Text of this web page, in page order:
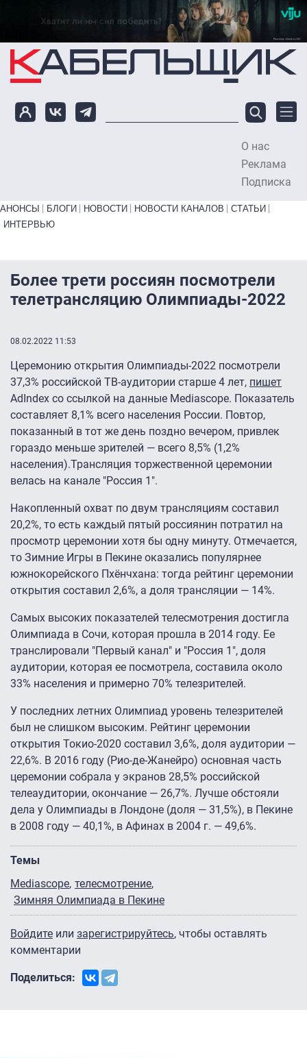
Перейти к основному содержанию
О нас
Реклама
Подписка
Primary links bottom
АНОНСЫ БЛОГИ НОВОСТИ НОВОСТИ КАНАЛОВ
СТАТЬИ
ИНТЕРВЬЮ
Более трети россиян посмотрели
телетрансляцию Олимпиады-2022
08.02.2022 11:53
Церемонию открытия Олимпиады-2022 посмотрели
37,3% российской ТВ-аудитории старше 4 лет, пишет
AdIndex со ссылкой на данные Mediascope. Показатель
составляет 8,1% всего населения России. Повтор,
показанный в тот же день поздно вечером, привлек
гораздо меньше зрителей — всего 8,5% (1,2%
населения).Трансляция торжественной церемонии
велась на канале "Россия 1".
Накопленный охват по двум трансляциям составил
20,2%, то есть каждый пятый россиянин потратил на
просмотр церемонии хотя бы одну минуту. Отмечается,
то Зимние Игры в Пекине оказались популярнее
южнокорейского Пхёнчхана: тогда рейтинг церемонии
открытия составил 2,6%, а доля трансляции — 14%.
Самых высоких показателей телесмотрения достигла
Олимпиада в Сочи, которая прошла в 2014 году. Ее
транслировали "Первый канал" и "Россия 1", доля
аудитории, которая ее посмотрела, составила около
33% населения и примерно 70% телезрителей.
У последних летних Олимпиад уровень телезрителей
был не слишком высоким. Рейтинг церемонии
открытия Токио-2020 составил 3,6%, доля аудитории —
22,6%. В 2016 году (Рио-де-Жанейро) основная часть
церемонии собрала у экранов 28,5% российской
телеаудитории, окончание — 26,7%. Лучше обстояли
дела у Олимпиады в Лондоне (доля — 31,5%), в Пекине
в 2008 году — 40,1%, в Афинах в 2004 г. — 49,6%.
Темы
Mediascope телесмотрение
Зимняя Олимпиада в Пекине
Войдите или зарегистрируйтесь, чтобы оставлять
комментарии
Поделиться: